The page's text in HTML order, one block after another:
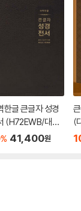
한글 큰글자 성경
(H72EWB/대단
지퍼/PU/반달 색
% 41,400원
(